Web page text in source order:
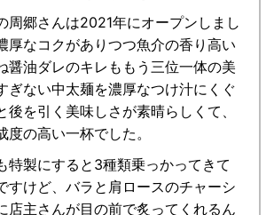
周郷さんは2021年にオープンしまし
厚なコクがありつつ魚介の香り高い
醤油ダレのキレももう三位一体の美
ぎない中太麺を濃厚なつけ汁にくぐ
後を引く美味しさが素晴らしくて、
度の高い一杯でした。
特製にすると3種類乗っかってきて
すけど、バラと肩ロースのチャーシ
店主さんが目の前で炙ってくれるん